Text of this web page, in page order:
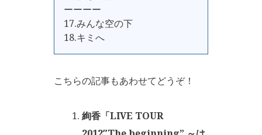
ーーーー
17.みんな空の下
18.キミへ
こちらの記事もあわせてどうぞ！
絢香「LIVE TOUR